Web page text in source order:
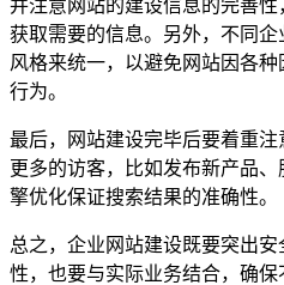
并注意网站的建设信息的完善
获取需要的信息。另外，不同
风格来统一，以避免网站因各
行为。
最后，网站建设完毕后要着重注
更多的访客，比如发布新产品、
擎优化保证搜索结果的准确性。
总之，企业网站建设既要突出安
性，也要与实际业务结合，确